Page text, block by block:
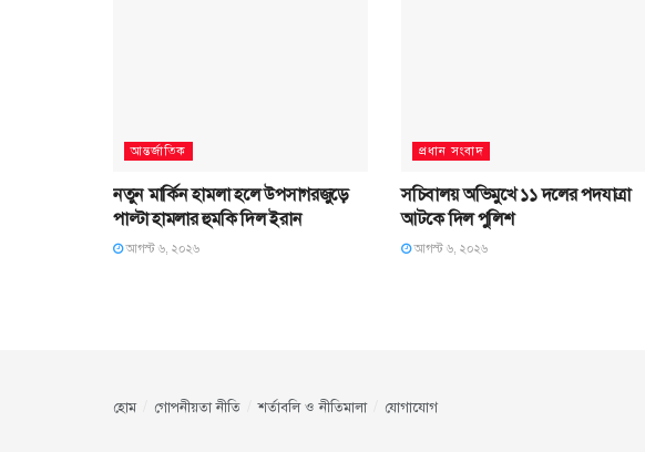
আন্তর্জাতিক
নতুন মার্কিন হামলা হলে উপসাগরজুড়ে
পাল্টা হামলার হুমকি দিল ইরান
আগস্ট ৬, ২০২৬
প্রধান সংবাদ
সচিবালয় অভিমুখে ১১ দলের পদযাত্রা
আটকে দিল পুলিশ
আগস্ট ৬, ২০২৬
হোম গোপনীয়তা নীতি শর্তাবলি ও নীতিমালা যোগাযোগ